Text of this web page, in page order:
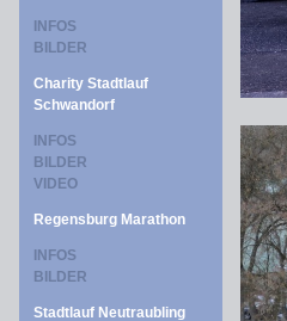
INFOS
BILDER
Charity Stadtlauf
Schwandorf
INFOS
BILDER
VIDEO
Regensburg Marathon
INFOS
BILDER
Stadtlauf Neutraubling